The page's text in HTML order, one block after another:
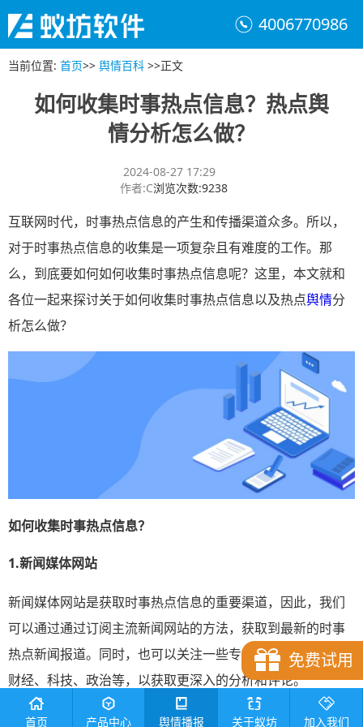
4006770986
当前位置: 首页>> 舆情百科 >>正文
如何收集时事热点信息？热点舆
情分析怎么做？
2024-08-27 17:29
作者:C浏览次数:9238
互联网时代，时事热点信息的产生和传播渠道众多。所以，
对于时事热点信息的收集是一项复杂且有难度的工作。那
么，到底要如何如何收集时事热点信息呢？这里，本文就和
各位一起来探讨关于如何收集时事热点信息以及热点舆情分
析怎么做？
如何收集时事热点信息？
1.新闻媒体网站
新闻媒体网站是获取时事热点信息的重要渠道，因此，我们
可以通过通过订阅主流新闻网站的方法，获取到最新的时事
热点新闻报道。同时，也可以关注一些专业领域的媒体，如
财经、科技、政治等，以获取更深入的分析和评论。
2.社交媒体平台
免费试用
首页 产品中心 舆情播报 关于蚁坊 加入我们